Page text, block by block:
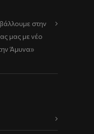
στην
μας με νέο
Άμυνα»